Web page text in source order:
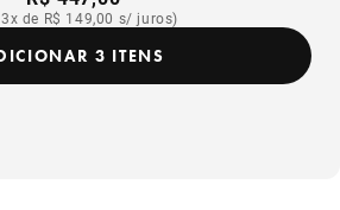
de R$ 149,00 s/ juros)
3 ITENS